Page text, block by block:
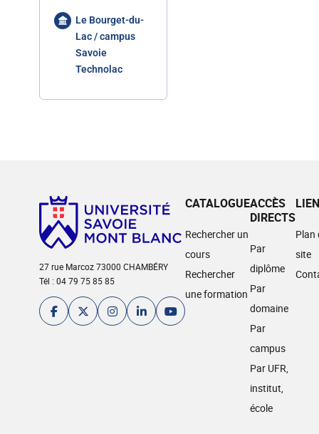
Le Bourget-du-
Lac / campus
Savoie
Technolac
27 rue Marcoz 73000 CHAMBÉRY
Tél : 04 79 75 85 85
CATALOGUE
Rechercher un
cours
Rechercher
une formation
ACCÈS
DIRECTS
Par
diplôme
Par
domaine
Par
campus
Par UFR,
institut,
école
Plan
site